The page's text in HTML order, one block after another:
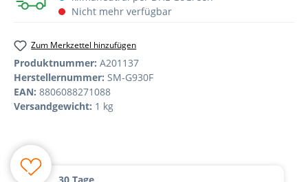
Nicht mehr verfügbar
Zum Merkzettel hinzufügen
Produktnummer: A201137
Herstellernummer: SM-G930F
EAN: 8806088271088
Versandgewicht: 1 kg